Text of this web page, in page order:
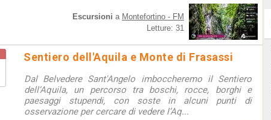
Escursioni a Montefortino - FM
Letture: 31
Sentiero dell'Aquila e Monte di Frasassi
Dal Belvedere Sant'Angelo imboccheremo il Sentiero
dell’Aquila, un percorso tra boschi, rocce, borghi e
paesaggi stupendi, con soste in alcuni punti di
osservazione per cercare di vedere l’Aq...